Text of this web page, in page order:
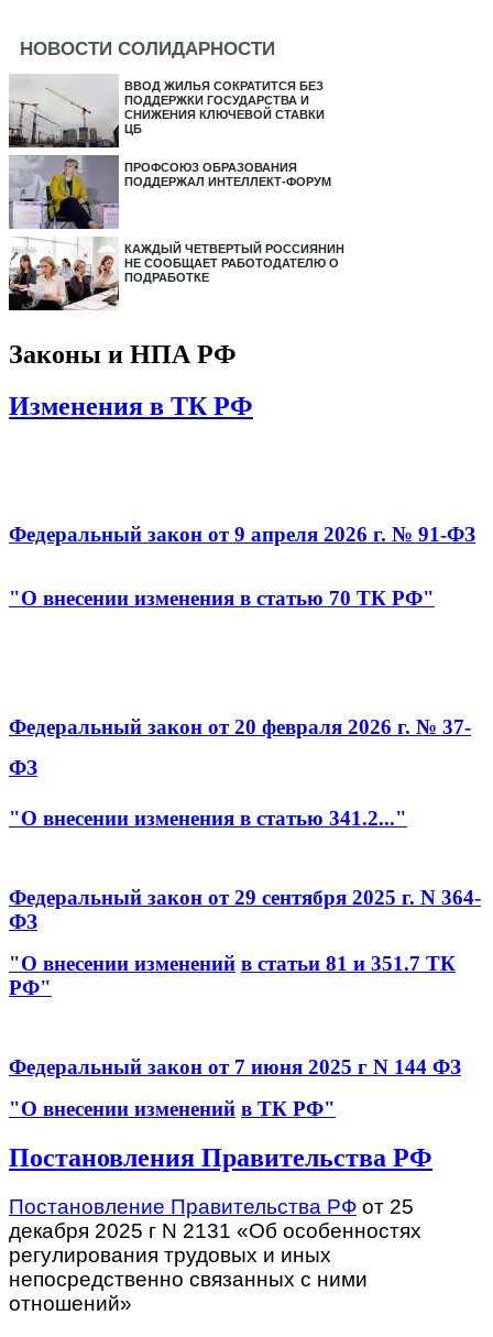
НОВОСТИ СОЛИДАРНОСТИ
ВВОД ЖИЛЬЯ СОКРАТИТСЯ БЕЗ
ПОДДЕРЖКИ ГОСУДАРСТВА И
СНИЖЕНИЯ КЛЮЧЕВОЙ СТАВКИ
ЦБ
ПРОФСОЮЗ ОБРАЗОВАНИЯ
ПОДДЕРЖАЛ ИНТЕЛЛЕКТ-ФОРУМ
КАЖДЫЙ ЧЕТВЕРТЫЙ РОССИЯНИН
НЕ СООБЩАЕТ РАБОТОДАТЕЛЮ О
ПОДРАБОТКЕ
Законы и НПА РФ
Изменения в ТК РФ
Федеральный закон от 9 апреля 2026 г. № 91-ФЗ
"О внесении изменения в статью 70 ТК РФ"
Федеральный закон от 20 февраля 2026 г. № 37-
ФЗ
"О внесении изменения в статью 341.2..."
Федеральный закон от 29 сентября 2025 г. N 364-
ФЗ
"О внесении изменений в статьи 81 и 351.7 ТК
РФ"
Федеральный закон от 7 июня 2025 г N 144 ФЗ
"О внесении изменений в ТК РФ"
Постановления Правительства РФ
Постановление Правительства РФ от 25
декабря 2025 г N 2131 «Об особенностях
регулирования трудовых и иных
непосредственно связанных с ними
отношений»